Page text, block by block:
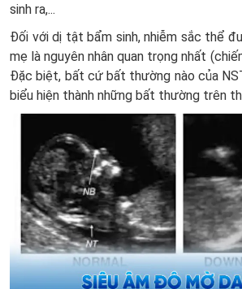
sinh ra,...
Đối với dị tật bẩm sinh, nhiễm sắc thể
mẹ là nguyên nhân quan trọng nhất
Đặc biệt, bất cứ bất thường nào của
biểu hiện thành những bất thường trên